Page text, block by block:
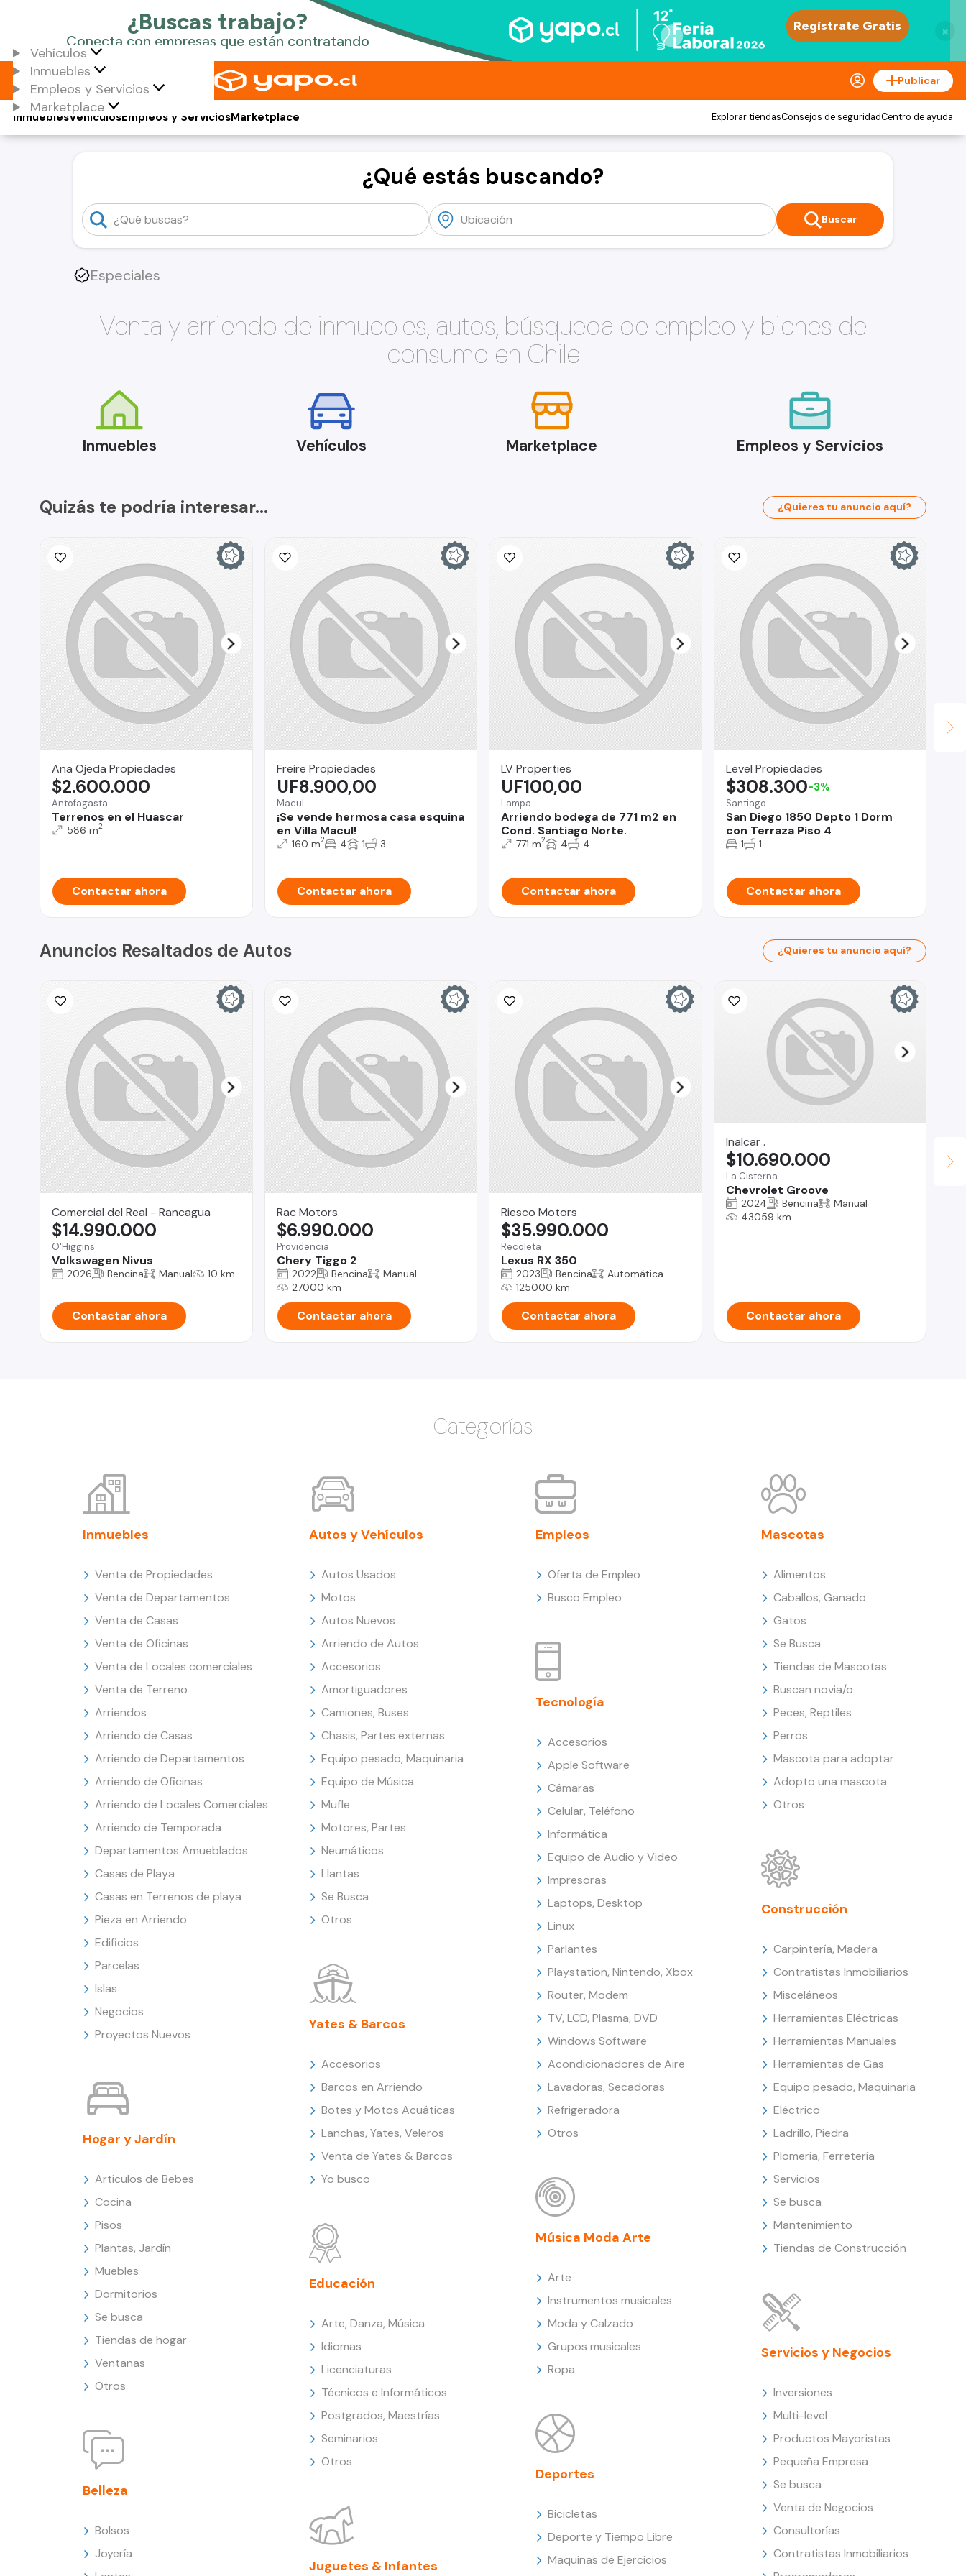
×
Vehículos
Inmuebles
Empleos y Servicios
Marketplace
Publicar
Vehículos
Inmuebles Empleos y ServiciosMarketplace Explorar tiendasConsejos de seguridadCentro de ayuda
¿Qué estás buscando?
Buscar
Especiales
Venta y arriendo de inmuebles, autos, búsqueda de empleo y bienes de
consumo en Chile
Inmuebles Vehículos Marketplace Empleos y Servicios
Quizás te podría interesar... ¿Quieres tu anuncio aquí?
Ana Ojeda Propiedades
Antofagasta
Terrenos en el Huascar
$2.600.000
586 m2
Contactar ahora
Freire Propiedades
Macul
¡Se vende hermosa casa esquina
en Villa Macul!
UF8.900,00
160 m2 4 1 3
Contactar ahora
LV Properties
Lampa
Arriendo bodega de 771 m2 en
Cond. Santiago Norte.
UF100,00
771 m2 4 4
Contactar ahora
Level Propiedades
Santiago
San Diego 1850 Depto 1 Dorm
con Terraza Piso 4
$308.300-3%
1 1
Contactar ahora
Anuncios Resaltados de Autos ¿Quieres tu anuncio aquí?
Comercial del Real - Rancagua
O'Higgins
Volkswagen Nivus
$14.990.000
2026 Bencina Manual 10 km
Contactar ahora
Rac Motors
Providencia
Chery Tiggo 2
$6.990.000
2022 Bencina
Manual
27000 km
Contactar ahora
Riesco Motors
Recoleta
Lexus RX 350
$35.990.000
2023 Bencina
Automática
125000 km
Contactar ahora
Inalcar .
La Cisterna
Chevrolet Groove
$10.690.000
2024 Bencina
Manual
43059 km
Contactar ahora
Categorías
Inmuebles
Venta de Propiedades
Venta de Departamentos
Venta de Casas
Venta de Oficinas
Venta de Locales comerciales
Venta de Terreno
Arriendos
Arriendo de Casas
Arriendo de Departamentos
Arriendo de Oficinas
Arriendo de Locales Comerciales
Arriendo de Temporada
Departamentos Amueblados
Casas de Playa
Casas en Terrenos de playa
Pieza en Arriendo
Edificios
Parcelas
Islas
Negocios
Proyectos Nuevos
Hogar y Jardín
Artículos de Bebes
Cocina
Pisos
Plantas, Jardín
Muebles
Dormitorios
Se busca
Tiendas de hogar
Ventanas
Otros
Belleza
Bolsos
Joyería
Autos y Vehículos
Autos Usados
Motos
Autos Nuevos
Arriendo de Autos
Accesorios
Amortiguadores
Camiones, Buses
Chasis, Partes externas
Equipo pesado, Maquinaria
Equipo de Música
Mufle
Motores, Partes
Neumáticos
Llantas
Se Busca
Otros
Yates & Barcos
Accesorios
Barcos en Arriendo
Botes y Motos Acuáticas
Lanchas, Yates, Veleros
Venta de Yates & Barcos
Yo busco
Educación
Arte, Danza, Música
Idiomas
Licenciaturas
Técnicos e Informáticos
Postgrados, Maestrías
Seminarios
Otros
Juguetes & Infantes
Empleos
Oferta de Empleo
Busco Empleo
Tecnología
Accesorios
Apple Software
Cámaras
Celular, Teléfono
Informática
Equipo de Audio y Video
Impresoras
Laptops, Desktop
Linux
Parlantes
Playstation, Nintendo, Xbox
Router, Modem
TV, LCD, Plasma, DVD
Windows Software
Acondicionadores de Aire
Lavadoras, Secadoras
Refrigeradora
Otros
Música Moda Arte
Arte
Instrumentos musicales
Moda y Calzado
Grupos musicales
Ropa
Deportes
Bicicletas
Deporte y Tiempo Libre
Maquinas de Ejercicios
Mascotas
Alimentos
Caballos, Ganado
Gatos
Se Busca
Tiendas de Mascotas
Buscan novia/o
Peces, Reptiles
Perros
Mascota para adoptar
Adopto una mascota
Otros
Construcción
Carpintería, Madera
Contratistas Inmobiliarios
Misceláneos
Herramientas Eléctricas
Herramientas Manuales
Herramientas de Gas
Equipo pesado, Maquinaria
Eléctrico
Ladrillo, Piedra
Plomería, Ferretería
Servicios
Se busca
Mantenimiento
Tiendas de Construcción
Servicios y Negocios
Inversiones
Multi-level
Productos Mayoristas
Pequeña Empresa
Se busca
Venta de Negocios
Consultorías
Contratistas Inmobiliarios